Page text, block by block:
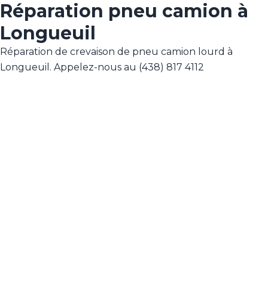
Réparation pneu camion à
Longueuil
Réparation de crevaison de pneu camion lourd à
Longueuil. Appelez-nous au (438) 817 4112